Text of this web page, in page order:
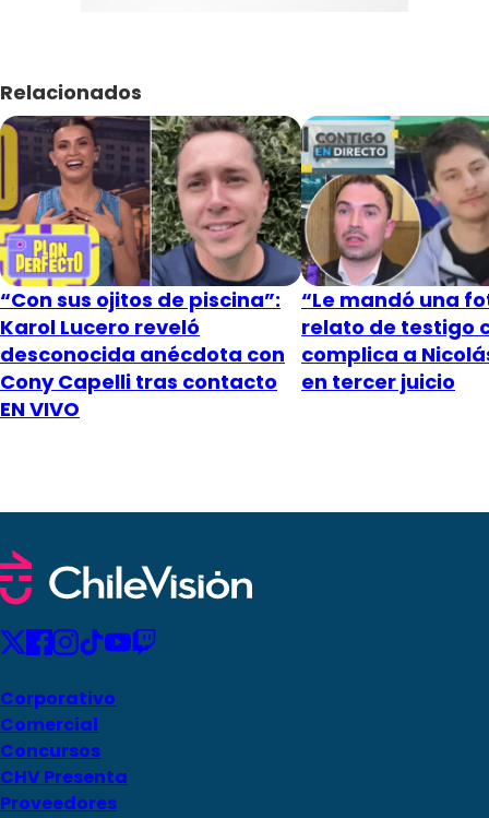
Relacionados
“Con sus ojitos de piscina”:
Karol Lucero reveló
desconocida anécdota con
Cony Capelli tras contacto
EN VIVO
“Le mandó una
relato de testigo
complica a
en tercer juicio
Corporativo
Comercial
Concursos
CHV Presenta
Proveedores